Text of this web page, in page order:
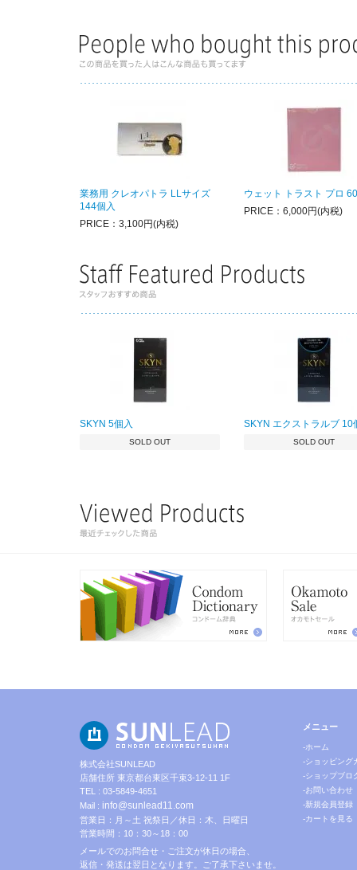
業務用 クレオパトラ LLサイズ
144個入
PRICE：3,100円(内税)
ウェット トラスト プロ
PRICE：6,000円(内税)
SKYN 5個入
SOLD OUT
SKYN エクストラルブ 10
SOLD OUT
株式会社SUNLEAD
店舗住所 東京都台東区千束3-12-11 1F
TEL : 03-5849-4651
Mail : info@sunlead11.com
営業日：月～土 祝祭日／休日：木、日曜日
営業時間：10：30～18：00
メールでのお問合せ・ご注文が休日の場合、
返信・発送は翌日となります。ご了承下さいませ。
メニュー
-ホーム
-ショッピング
-ショップブロ
-お問い合わせ
-新規会員登録
-カートを見る